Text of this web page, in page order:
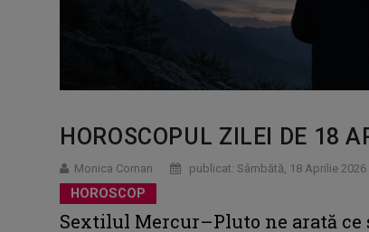
HOROSCOPUL ZILEI DE 18
Monica Coman publicat: Sâmbătă, 18 Aprilie 2026
HOROSCOP
Sextilul Mercur–Pluto ne arată ce